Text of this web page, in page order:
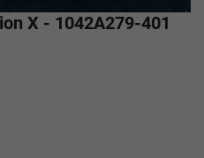
X - 1042A279-401